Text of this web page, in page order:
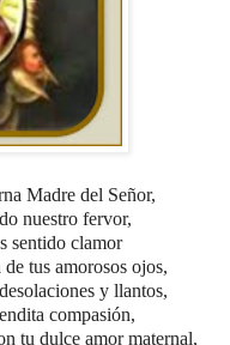
Madre del Señor,
nuestro fervor,
sentido clamor
tus amorosos ojos,
y llantos,
compasión,
tu dulce amor maternal,